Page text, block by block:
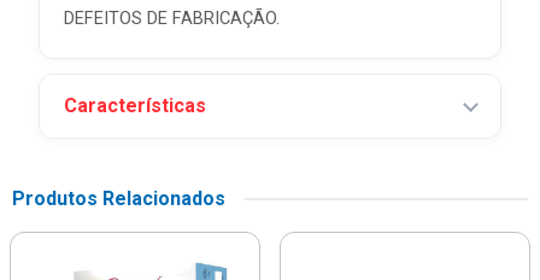
DEFEITOS DE FABRICAÇÃO.
Características
Produtos Relacionados